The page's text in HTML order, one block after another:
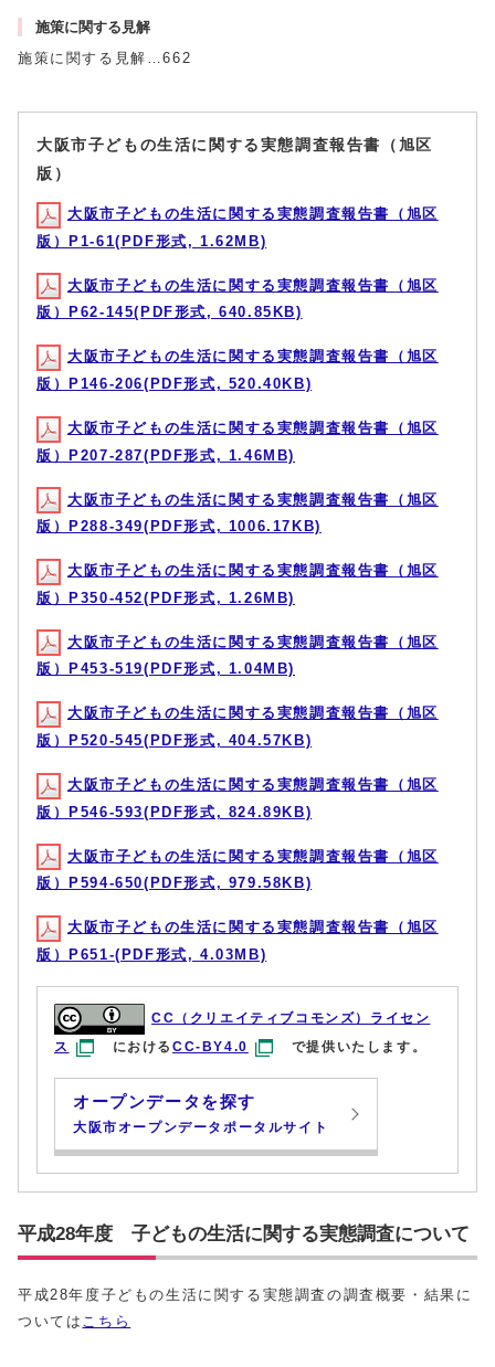
施策に関する見解
施策に関する見解…662
大阪市子どもの生活に関する実態調査報告書（旭区
版）
大阪市子どもの生活に関する実態調査報告書（旭区
版）P1-61(PDF形式, 1.62MB)
大阪市子どもの生活に関する実態調査報告書（旭区
版）P62-145(PDF形式, 640.85KB)
大阪市子どもの生活に関する実態調査報告書（旭区
版）P146-206(PDF形式, 520.40KB)
大阪市子どもの生活に関する実態調査報告書（旭区
版）P207-287(PDF形式, 1.46MB)
大阪市子どもの生活に関する実態調査報告書（旭区
版）P288-349(PDF形式, 1006.17KB)
大阪市子どもの生活に関する実態調査報告書（旭区
版）P350-452(PDF形式, 1.26MB)
大阪市子どもの生活に関する実態調査報告書（旭区
版）P453-519(PDF形式, 1.04MB)
大阪市子どもの生活に関する実態調査報告書（旭区
版）P520-545(PDF形式, 404.57KB)
大阪市子どもの生活に関する実態調査報告書（旭区
版）P546-593(PDF形式, 824.89KB)
大阪市子どもの生活に関する実態調査報告書（旭区
版）P594-650(PDF形式, 979.58KB)
大阪市子どもの生活に関する実態調査報告書（旭区
版）P651-(PDF形式, 4.03MB)
CC（クリエイティブコモンズ）ライセン
ス
におけるCC-BY4.0 で提供いたします。
オープンデータを探す
大阪市オープンデータポータルサイト
平成28年度 子どもの生活に関する実態調査について
平成28年度子どもの生活に関する実態調査の調査概要・結果に
ついては こちら